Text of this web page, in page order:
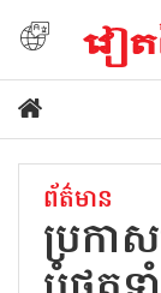
ព័ត៌មាន
ប្រកា